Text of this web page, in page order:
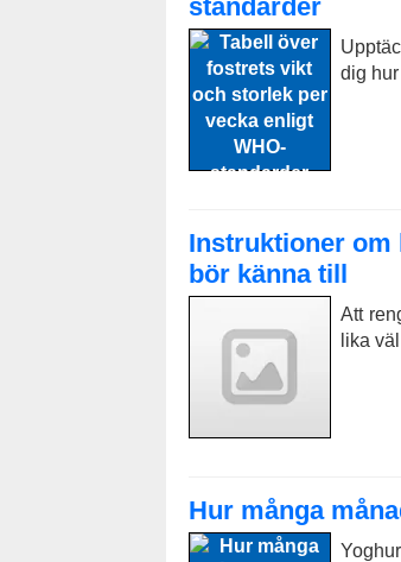
standarder
dig
Instruktioner om
bör känna till
Att
lika
Hur många